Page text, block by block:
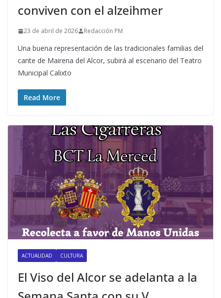
conviven con el alzeihmer
23 de abril de 2026 Redacción PM
Una buena representación de las tradicionales familias del
cante de Mairena del Alcor, subirá al escenario del Teatro
Municipal Calixto
Read More
ACTUALIDAD CULTURA
El Viso del Alcor se adelanta a la